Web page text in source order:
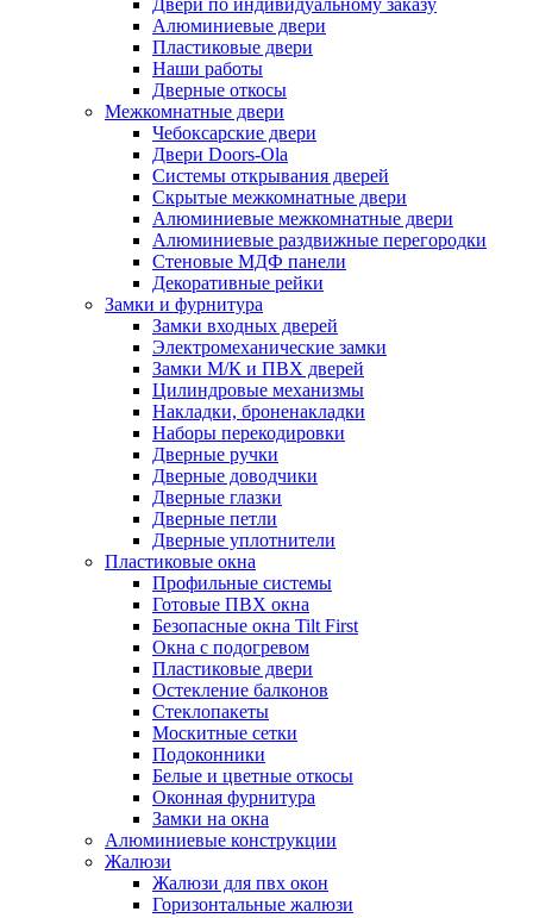
Двери по индивидуальному заказу
Алюминиевые двери
Пластиковые двери
Наши работы
Дверные откосы
Межкомнатные двери
Чебоксарские двери
Двери Doors-Ola
Системы открывания дверей
Скрытые межкомнатные двери
Алюминиевые межкомнатные двери
Алюминиевые раздвижные перегородки
Стеновые МДФ панели
Декоративные рейки
Замки и фурнитура
Замки входных дверей
Электромеханические замки
Замки М/К и ПВХ дверей
Цилиндровые механизмы
Накладки, броненакладки
Наборы перекодировки
Дверные ручки
Дверные доводчики
Дверные глазки
Дверные петли
Дверные уплотнители
Пластиковые окна
Профильные системы
Готовые ПВХ окна
Безопасные окна Tilt First
Окна с подогревом
Пластиковые двери
Остекление балконов
Стеклопакеты
Москитные сетки
Подоконники
Белые и цветные откосы
Оконная фурнитура
Замки на окна
Алюминиевые конструкции
Жалюзи
Жалюзи для пвх окон
Горизонтальные жалюзи